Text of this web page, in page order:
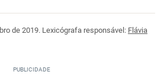
de 2019. Lexicógrafa responsável: Flávia